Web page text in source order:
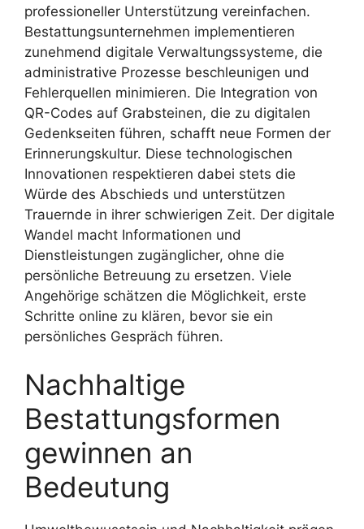
professioneller Unterstützung vereinfachen.
Bestattungsunternehmen implementieren
zunehmend digitale Verwaltungssysteme, die
administrative Prozesse beschleunigen und
Fehlerquellen minimieren. Die Integration von
QR-Codes auf Grabsteinen, die zu digitalen
Gedenkseiten führen, schafft neue Formen der
Erinnerungskultur. Diese technologischen
Innovationen respektieren dabei stets die
Würde des Abschieds und unterstützen
Trauernde in ihrer schwierigen Zeit. Der digitale
Wandel macht Informationen und
Dienstleistungen zugänglicher, ohne die
persönliche Betreuung zu ersetzen. Viele
Angehörige schätzen die Möglichkeit, erste
Schritte online zu klären, bevor sie ein
persönliches Gespräch führen.
Nachhaltige
Bestattungsformen
gewinnen an
Bedeutung